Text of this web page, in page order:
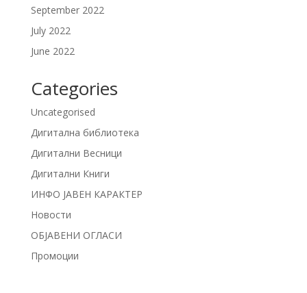
September 2022
July 2022
June 2022
Categories
Uncategorised
Дигитална библиотека
Дигитални Весници
Дигитални Книги
ИНФО ЈАВЕН КАРАКТЕР
Новости
ОБЈАВЕНИ ОГЛАСИ
Промоции